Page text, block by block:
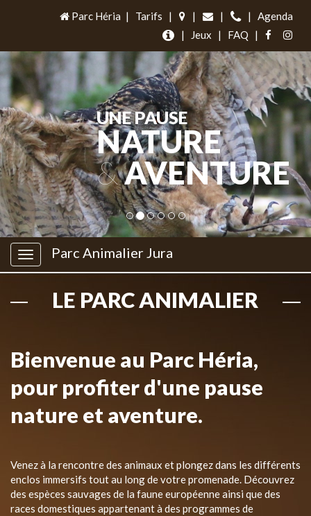
Parc Héria | Tarifs | | | |
Agenda
|
Jeux | FAQ |
UNE PAUSE
NATURE
&AVENTURE
Parc Animalier Jura
LE PARC ANIMALIER
Bienvenue au Parc Héria,
pour profiter d'une pause
nature et aventure.
Venez à la rencontre des animaux et plongez dans les différents
enclos immersifs tout au long de votre promenade. Découvrez
des espèces sauvages de la faune européenne ainsi que des
races domestiques appartenant à des programmes de